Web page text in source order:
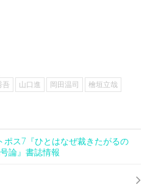
吾 山口進 岡田温司
檜垣立哉
ポス7『ひとはなぜ裁きたがるの
論』書誌情報